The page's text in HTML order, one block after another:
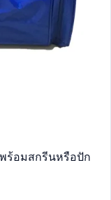
พร้อมสกรีนหรือปัก